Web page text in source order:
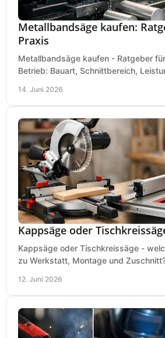
Metallbandsäge kaufen:
Praxis
Metallbandsäge kaufen - Ratgeber
Betrieb: Bauart, Schnittbereich,
14. Juni 2026
Kappsäge oder
Kappsäge oder Tischkreissäge -
zu Werkstatt, Montage und
12. Juni 2026